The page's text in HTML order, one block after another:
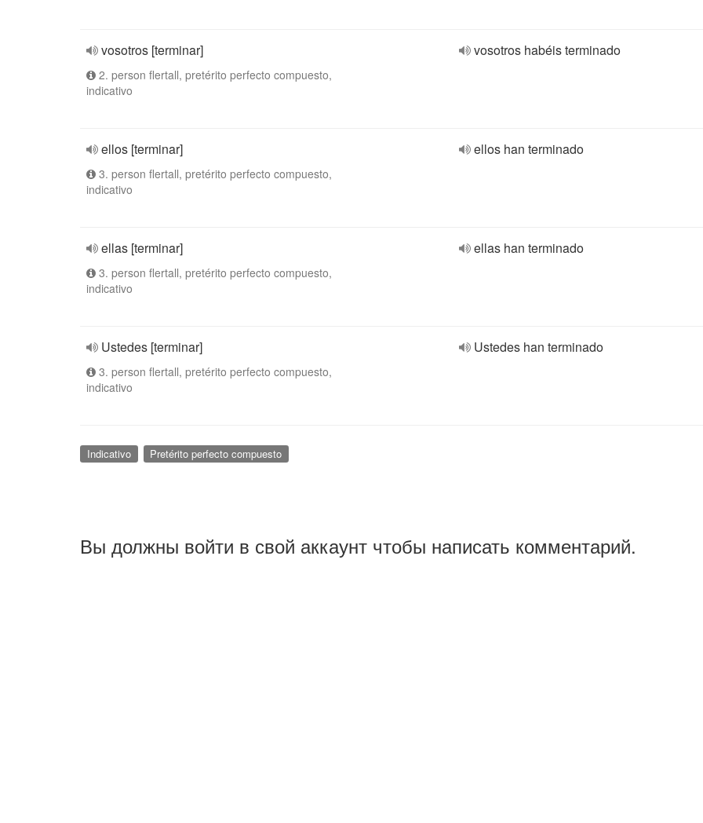
vosotros [terminar]
2. person flertall, pretérito perfecto compuesto,
indicativo
vosotros habéis terminado
ellos [terminar]
3. person flertall, pretérito perfecto compuesto,
indicativo
ellos han terminado
ellas [terminar]
3. person flertall, pretérito perfecto compuesto,
indicativo
ellas han terminado
Ustedes [terminar]
3. person flertall, pretérito perfecto compuesto,
indicativo
Ustedes han terminado
Indicativo Pretérito perfecto compuesto
Вы должны войти в свой аккаунт чтобы написать комментарий.